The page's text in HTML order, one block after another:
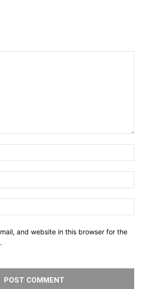
and website in this browser for the